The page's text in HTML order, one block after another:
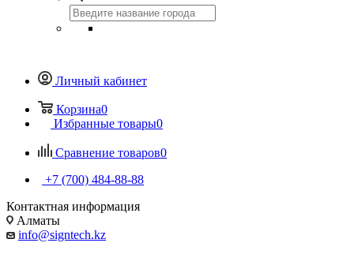
Личный кабинет
Корзина0
Избранные товары0
Сравнение товаров0
+7 (700) 484-88-88
Контактная информация
Алматы
info@signtech.kz